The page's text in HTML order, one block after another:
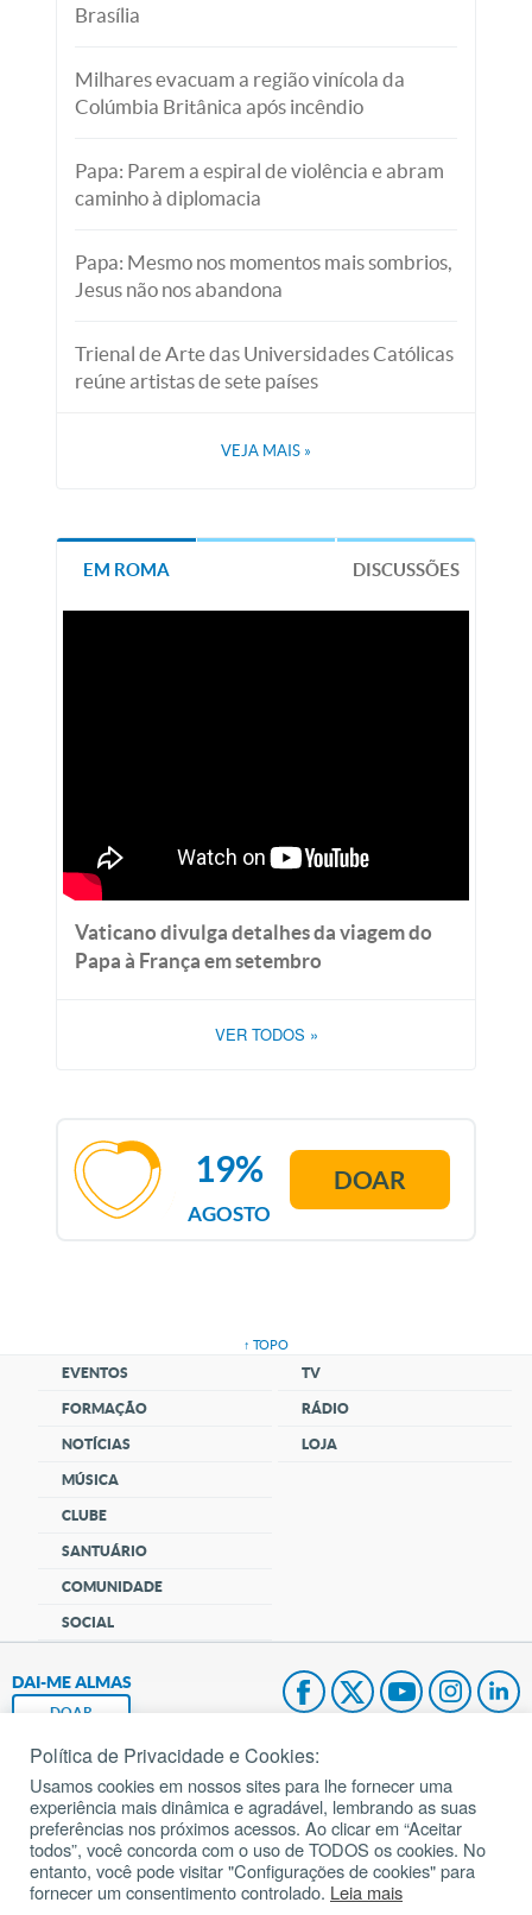
Brasília
Milhares evacuam a região vinícola da
Colúmbia Britânica após incêndio
Papa: Parem a espiral de violência e abram
caminho à diplomacia
Papa: Mesmo nos momentos mais sombrios,
Jesus não nos abandona
Trienal de Arte das Universidades Católicas
reúne artistas de sete países
VEJA MAIS »
EM ROMA DISCUSSÕES
Vaticano divulga detalhes da viagem do
Papa à França em setembro
VER TODOS »
AGOSTO
19% DOAR
↑ TOPO
EVENTOS
FORMAÇÃO
NOTÍCIAS
MÚSICA
CLUBE
SANTUÁRIO
COMUNIDADE
SOCIAL
TV
RÁDIO
LOJA
DAI-ME ALMAS
DOAR
Fundação João Paulo II
Pedido de Oração
Mapa do site
Política de Privacidade e Cookies:
Usamos cookies em nossos sites para lhe fornecer uma
experiência mais dinâmica e agradável, lembrando as suas
preferências nos próximos acessos. Ao clicar em “Aceitar
todos”, você concorda com o uso de TODOS os cookies. No
entanto, você pode visitar "Configurações de cookies" para
fornecer um consentimento controlado. Leia mais